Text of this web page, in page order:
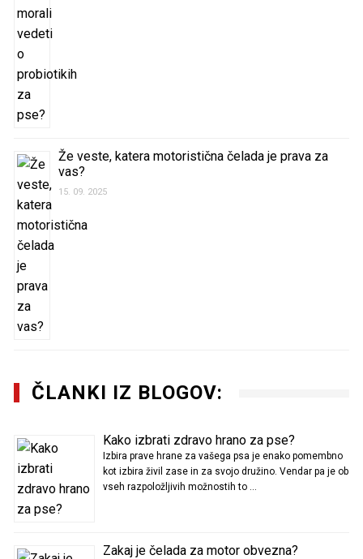
Že veste, katera motoristična čelada je prava za
vas?
15. 09. 2025
ČLANKI IZ BLOGOV:
Kako izbrati zdravo hrano za pse?
Izbira prave hrane za vašega psa je enako pomembno
kot izbira živil zase in za svojo družino. Vendar pa je ob
vseh razpoložljivih možnostih to …
Zakaj je čelada za motor obvezna?